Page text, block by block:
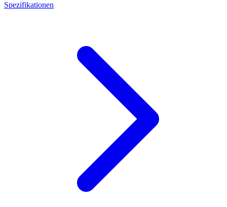
Spezifikationen